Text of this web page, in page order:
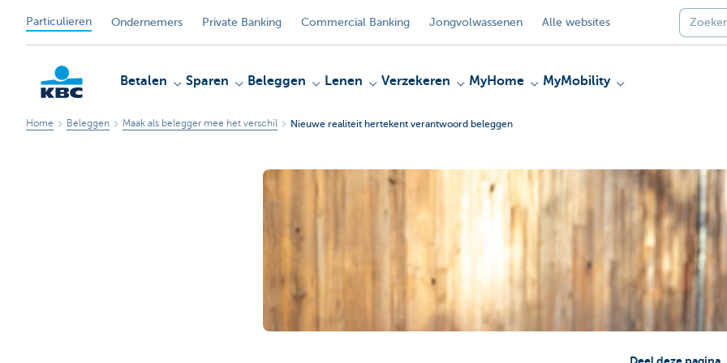
Particulieren Ondernemers Private Banking Commercial Banking Jongvolwassenen Alle websites
Betalen Sparen Beleggen Lenen Verzekeren MyHome MyMobility
Home Beleggen Maak als belegger mee het verschil Nieuwe realiteit hertekent verantwoord beleggen